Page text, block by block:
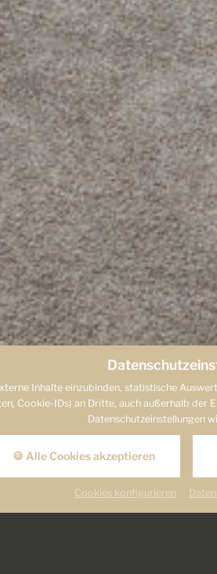
Inhalte einzubinden, statistische
Cookie-IDs) an Dritte, auch außerhalb
Datenschutzeinstellungen
🍪 Alle Cookies akzeptieren
Cookies konfigurieren
MEHR